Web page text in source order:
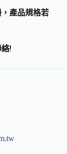
產品規格若
絡!